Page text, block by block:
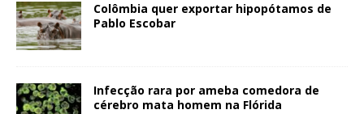
Colômbia quer exportar hipopótamos de
Pablo Escobar
Infecção rara por ameba comedora de
cérebro mata homem na Flórida